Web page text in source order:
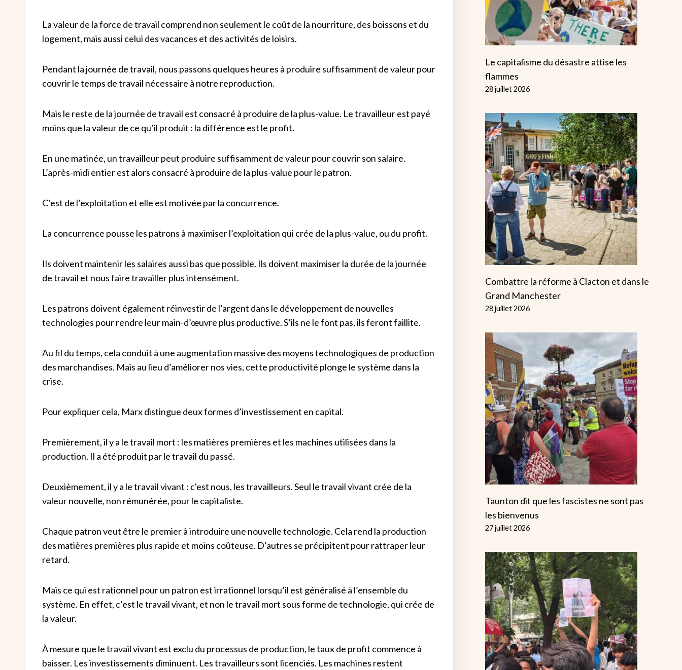
La valeur de la force de travail comprend non seulement le coût de la nourriture, des boissons et du
logement, mais aussi celui des vacances et des activités de loisirs.
Pendant la journée de travail, nous passons quelques heures à produire suffisamment de valeur pour
couvrir le temps de travail nécessaire à notre reproduction.
Mais le reste de la journée de travail est consacré à produire de la plus-value. Le travailleur est payé
moins que la valeur de ce qu’il produit : la différence est le profit.
En une matinée, un travailleur peut produire suffisamment de valeur pour couvrir son salaire.
L’après-midi entier est alors consacré à produire de la plus-value pour le patron.
C’est de l’exploitation et elle est motivée par la concurrence.
La concurrence pousse les patrons à maximiser l’exploitation qui crée de la plus-value, ou du profit.
Ils doivent maintenir les salaires aussi bas que possible. Ils doivent maximiser la durée de la journée
de travail et nous faire travailler plus intensément.
Les patrons doivent également réinvestir de l’argent dans le développement de nouvelles
technologies pour rendre leur main-d’œuvre plus productive. S’ils ne le font pas, ils feront faillite.
Au fil du temps, cela conduit à une augmentation massive des moyens technologiques de production
des marchandises. Mais au lieu d’améliorer nos vies, cette productivité plonge le système dans la
crise.
Pour expliquer cela, Marx distingue deux formes d’investissement en capital.
Premièrement, il y a le travail mort : les matières premières et les machines utilisées dans la
production. Il a été produit par le travail du passé.
Deuxièmement, il y a le travail vivant : c'est nous, les travailleurs. Seul le travail vivant crée de la
valeur nouvelle, non rémunérée, pour le capitaliste.
Chaque patron veut être le premier à introduire une nouvelle technologie. Cela rend la production
des matières premières plus rapide et moins coûteuse. D’autres se précipitent pour rattraper leur
retard.
Mais ce qui est rationnel pour un patron est irrationnel lorsqu’il est généralisé à l’ensemble du
système. En effet, c’est le travail vivant, et non le travail mort sous forme de technologie, qui crée de
la valeur.
À mesure que le travail vivant est exclu du processus de production, le taux de profit commence à
baisser. Les investissements diminuent. Les travailleurs sont licenciés. Les machines restent
Le capitalisme du désastre attise les
flammes
28 juillet 2026
Combattre la réforme à Clacton et dans le
Grand Manchester
28 juillet 2026
Taunton dit que les fascistes ne sont pas
les bienvenus
27 juillet 2026